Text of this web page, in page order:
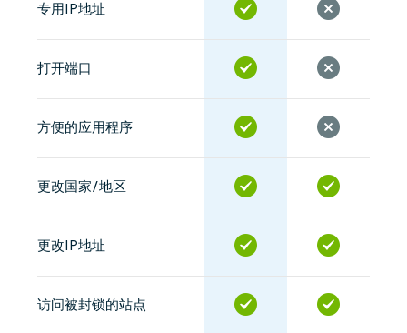
专用IP地址
打开端口
方便的应用程序
更改国家/地区
更改IP地址
访问被封锁的站点